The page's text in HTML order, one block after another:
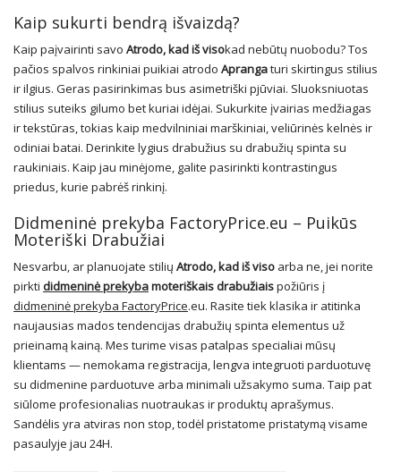
Kaip sukurti bendrą išvaizdą?
Kaip paįvairinti savo Atrodo, kad iš visokad nebūtų nuobodu? Tos
pačios spalvos rinkiniai puikiai atrodo Aprangaturi skirtingus stilius
ir ilgius. Geras pasirinkimas bus asimetriški pjūviai. Sluoksniuotas
stilius suteiks gilumo bet kuriai idėjai. Sukurkite įvairias medžiagas
ir tekstūras, tokias kaip medvilniniai marškiniai, veliūrinės kelnės ir
odiniai batai. Derinkite lygius drabužius su drabužių spinta su
raukiniais. Kaip jau minėjome, galite pasirinkti kontrastingus
priedus, kurie pabrėš rinkinį.
Didmeninė prekyba FactoryPrice.eu – Puikūs
Moteriški Drabužiai
Nesvarbu, ar planuojate stilių Atrodo, kad iš viso arba ne, jei norite
pirkti didmeninė prekybamoteriškais drabužiaispožiūris į
didmeninė prekyba FactoryPrice.eu. Rasite tiek klasika ir atitinka
naujausias mados tendencijas drabužių spinta elementus už
prieinamą kainą. Mes turime visas patalpas specialiai mūsų
klientams — nemokama registracija, lengva integruoti parduotuvę
su didmenine parduotuve arba minimali užsakymo suma. Taip pat
siūlome profesionalias nuotraukas ir produktų aprašymus.
Sandėlis yra atviras non stop, todėl pristatome pristatymą visame
pasaulyje jau 24H.